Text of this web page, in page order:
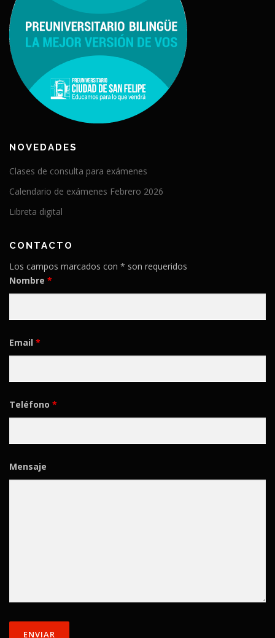
NOVEDADES
Clases de consulta para exámenes
Calendario de exámenes Febrero 2026
Libreta digital
CONTACTO
Los campos marcados con * son requeridos
Nombre *
Email *
Teléfono *
Mensaje